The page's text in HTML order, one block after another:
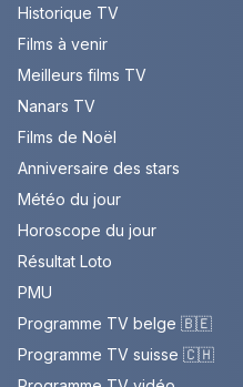
Historique TV
Films à venir
Meilleurs films TV
Nanars TV
Films de Noël
Anniversaire des stars
Météo du jour
Horoscope du jour
Résultat Loto
PMU
Programme TV belge 🇧🇪
Programme TV suisse 🇨🇭